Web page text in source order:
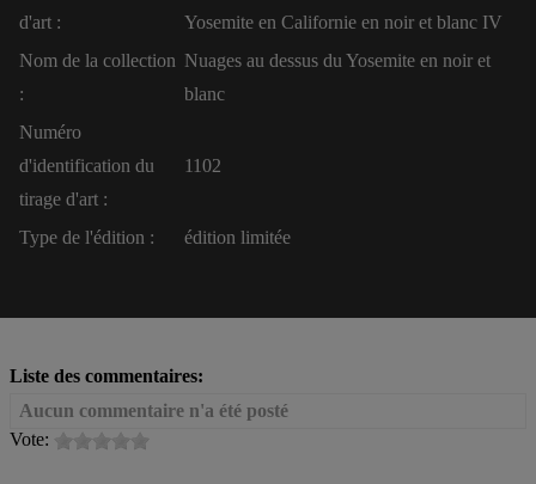
d'art :
Yosemite en Californie en noir et blanc IV
Nom de la collection
:
Nuages au dessus du Yosemite en noir et
blanc
Numéro
d'identification du
tirage d'art :
1102
Type de l'édition : édition limitée
Liste des commentaires:
Aucun commentaire n'a été posté
Vote: